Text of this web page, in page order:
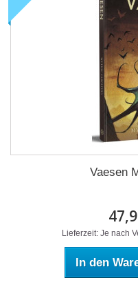
Vaesen
Lieferzeit: Je nach
In den